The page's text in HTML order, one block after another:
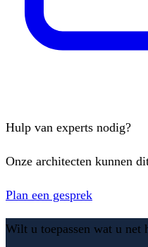
Hulp van experts nodig?
Onze architecten kunnen
Plan een gesprek
Wilt u toepassen wat u net